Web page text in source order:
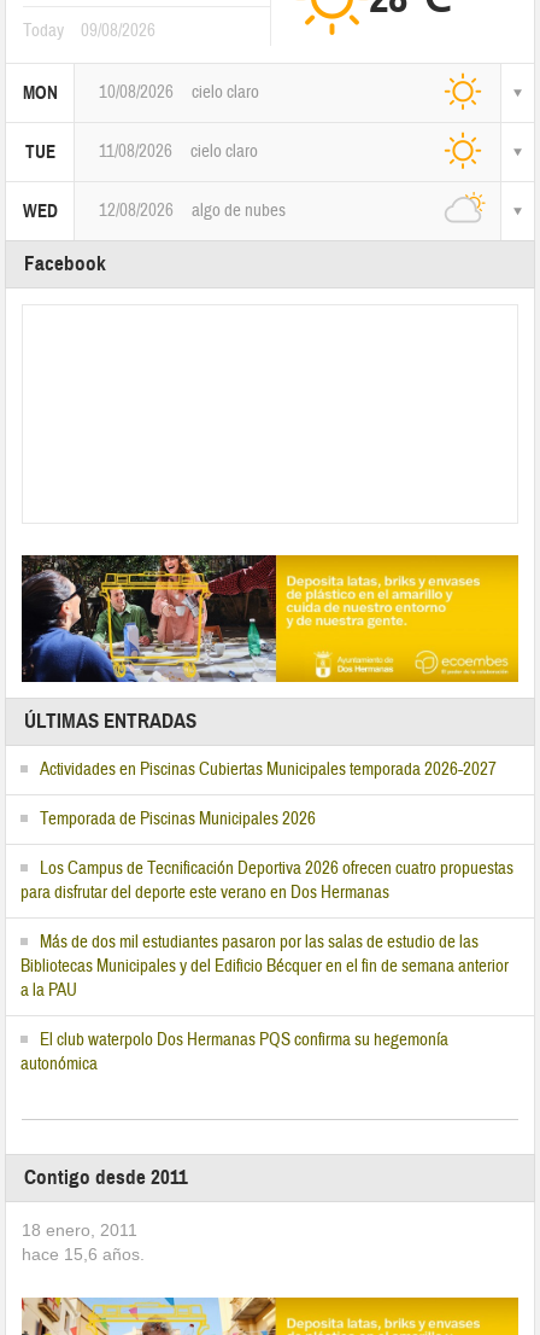
Today 09/08/2026
MON 10/08/2026 cielo claro
TUE 11/08/2026 cielo claro
WED 12/08/2026 algo de nubes
Facebook
ÚLTIMAS ENTRADAS
Actividades en Piscinas Cubiertas Municipales temporada 2026-2027
Temporada de Piscinas Municipales 2026
Los Campus de Tecnificación Deportiva 2026 ofrecen cuatro propuestas
para disfrutar del deporte este verano en Dos Hermanas
Más de dos mil estudiantes pasaron por las salas de estudio de las
Bibliotecas Municipales y del Edificio Bécquer en el fin de semana anterior
a la PAU
El club waterpolo Dos Hermanas PQS confirma su hegemonía
autonómica
Contigo desde 2011
18 enero, 2011
hace 15,6 años.